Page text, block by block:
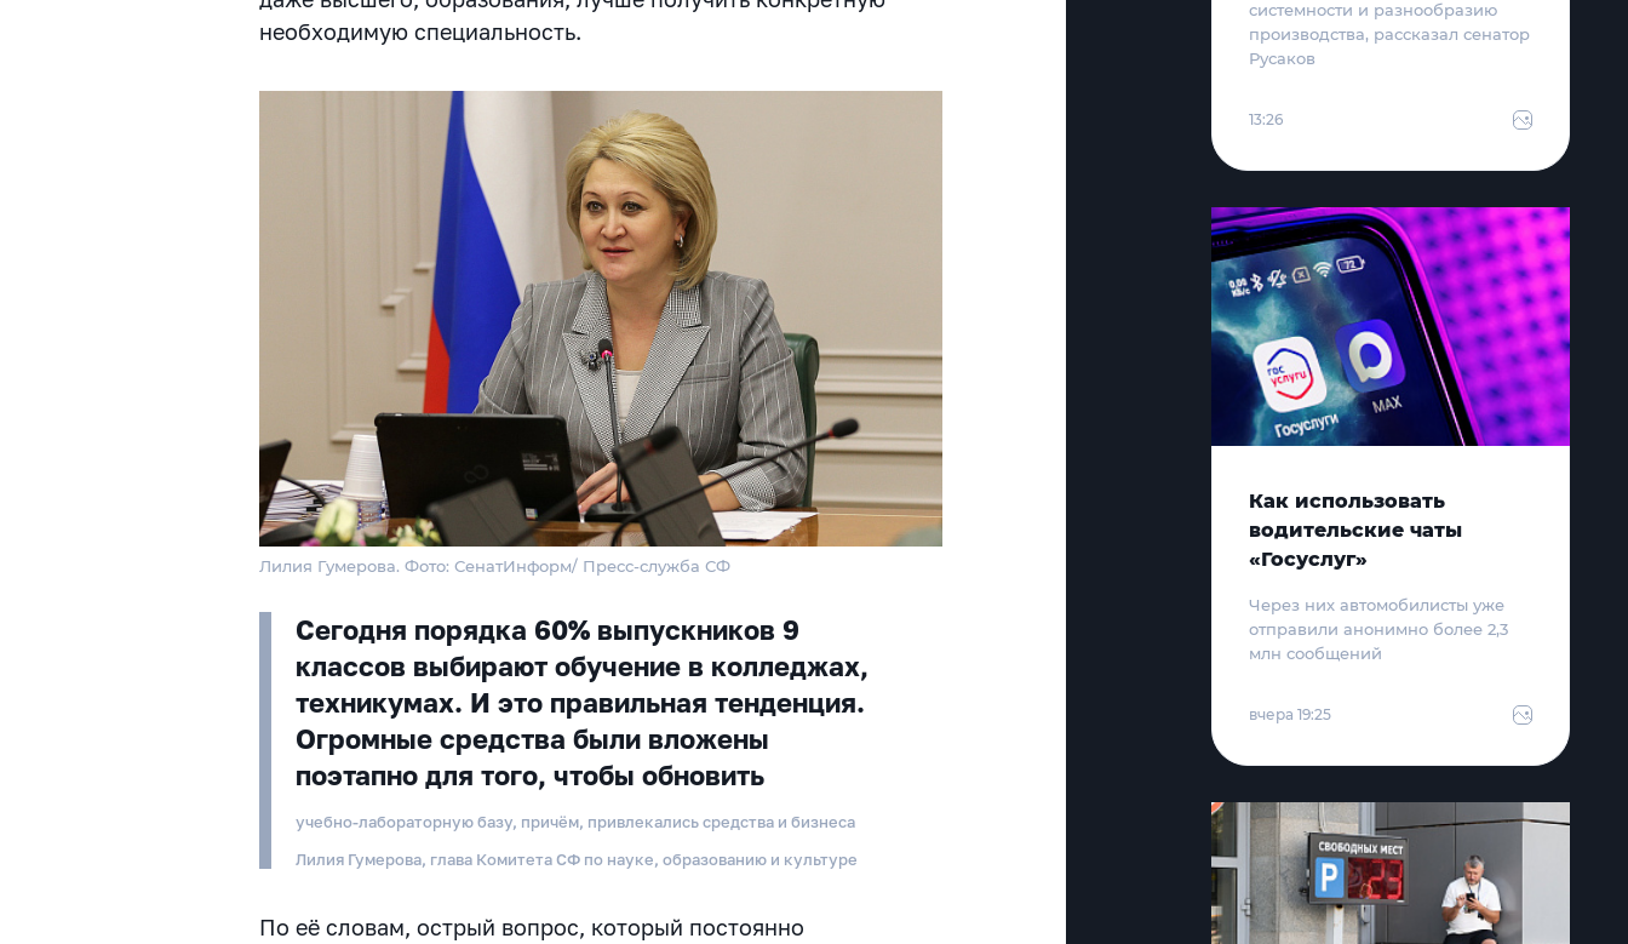
необходимую специальность.
Лилия Гумерова. Фото: СенатИнформ/ Пресс-служба СФ
Сегодня порядка 60% выпускников 9
классов выбирают обучение в колледжах,
техникумах. И это правильная тенденция.
Огромные средства были вложены
поэтапно для того, чтобы обновить
учебно-лабораторную базу, причём, привлекались средства и бизнеса
Лилия Гумерова, глава Комитета СФ по науке, образованию и культуре
По её словам, острый вопрос, который постоянно
системности и разнообразию
производства, рассказал сенатор
Русаков
13:26
Как использовать
водительские чаты
«Госуслуг»
Через них автомобилисты уже
отправили анонимно более 2,3
млн сообщений
вчера 19:25